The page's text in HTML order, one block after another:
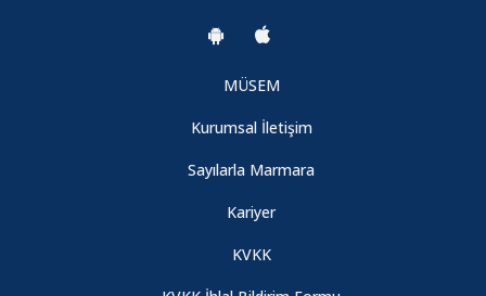
Trakya Arazi Çalışması (16-17 Mayıs 2016)
KARADENİZ ARAZİ ÇALIŞMASI
MÜSEM
Kurumsal İletişim
Sayılarla Marmara
Kariyer
KVKK